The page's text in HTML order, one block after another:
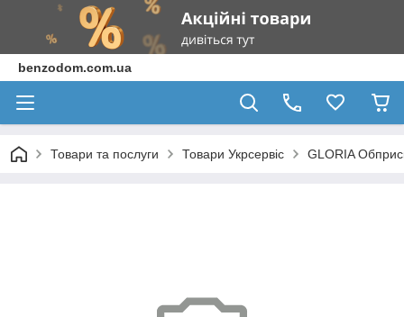
benzodom.com.ua
Товари та послуги Товари Укрсервіс GLORIA